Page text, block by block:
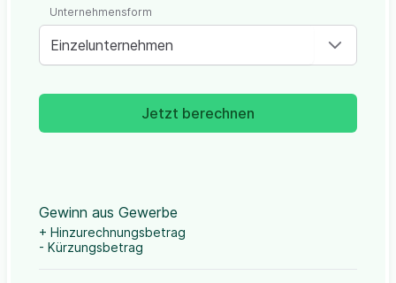
Einzelunternehmen
Unternehmensform
Jetzt berechnen
Gewinn aus Gewerbe
+ Hinzurechnungsbetrag
- Kürzungsbetrag